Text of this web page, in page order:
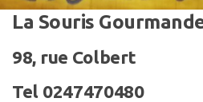
La Souris
98, rue Colbert
Tel 0247470480